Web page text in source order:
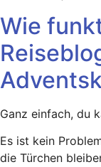
Wie
Ganz einfach, du
Es ist kein
die Türchen